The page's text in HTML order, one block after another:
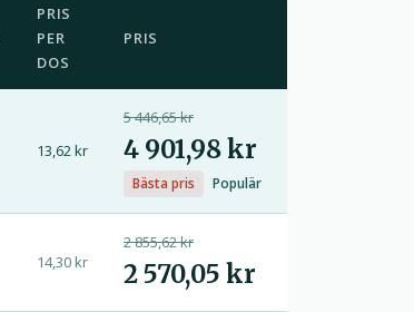
PRIS
PER
DOS
PRIS
13,62 kr
5 446,65 kr
4 901,98 kr
Bästa pris Populär
14,30 kr
2 855,62 kr
2 570,05 kr